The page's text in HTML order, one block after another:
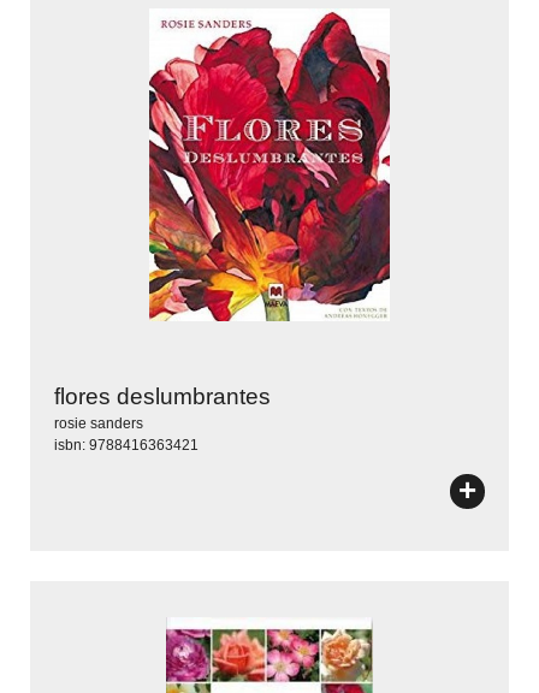
flores deslumbrantes
rosie sanders
isbn: 9788416363421
+